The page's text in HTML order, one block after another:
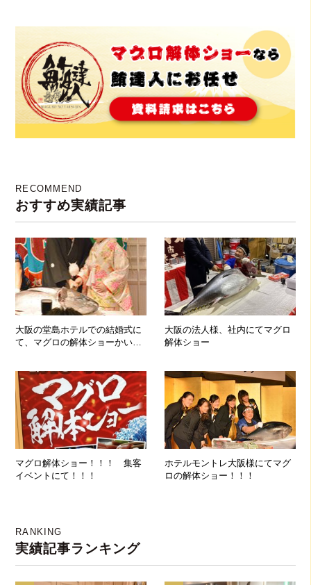
RECOMMEND
おすすめ実績記事
大阪の堂島ホテルでの結婚式に
て、マグロの解体ショーかいさ
大阪の法人様、社内にてマグロ
解体ショー
マグロ解体ショー！！！ 集客
イベントにて！！！
ホテルモントレ大阪様にてマグ
ロの解体ショー！！！
RANKING
実績記事ランキング